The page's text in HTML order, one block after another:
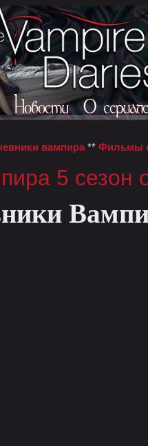
вампира ** Фильмы
5 сезон